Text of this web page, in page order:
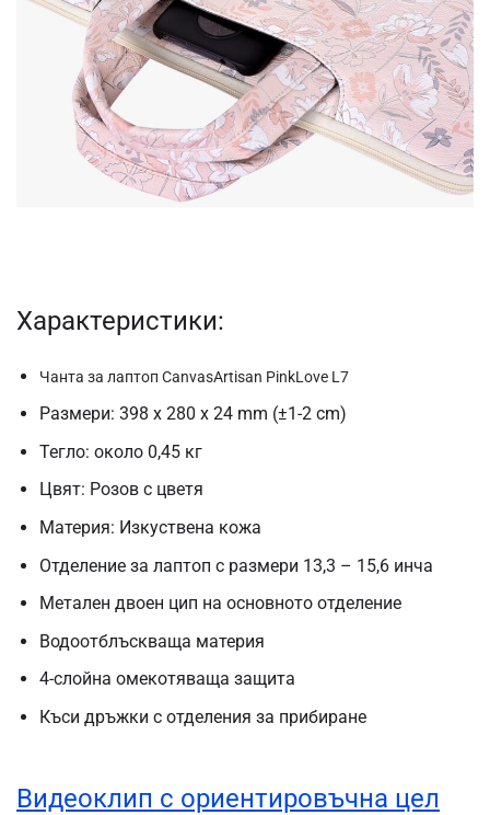
Характеристики:
Чанта за лаптоп CanvasArtisan PinkLove L7
Размери: 398 x 280 x 24 mm (±1-2 cm)
Тегло: около 0,45 кг
Цвят: Розов с цветя
Материя: Изкуствена кожа
Отделение за лаптоп с размери 13,3 – 15,6 инча
Метален двоен цип на основното отделение
Водоотблъскваща материя
4-слойна омекотяваща защита
Къси дръжки с отделения за прибиране
Видеоклип с ориентировъчна цел